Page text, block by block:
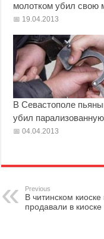
молотком убил свою
19.04.2013
В Севастополе
убил
04.04.2013
Previous
В читинском киоске
продавали в киоске